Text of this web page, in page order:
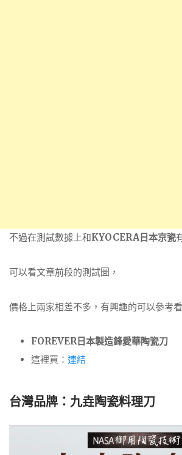
不過在測試數據上和KYOCERA日本京瓷
可以看文章前段的測試圖，
價格上兩家相差不多，有興趣的可以參考看
FOREVER日本製造鋒愛華陶瓷刀
這裡買： 連結
台灣品牌：九垚陶瓷料理刀